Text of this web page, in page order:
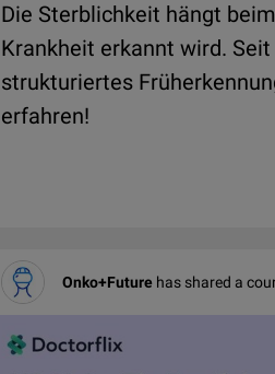
Die Sterblichkeit hängt
Krankheit erkannt wird.
strukturiertes
erfahren!
Onko+Future has shared a